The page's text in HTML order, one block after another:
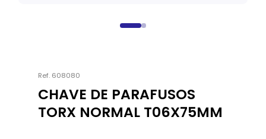
Ref. 608080
CHAVE DE PARAFUSOS
TORX NORMAL T06X75MM